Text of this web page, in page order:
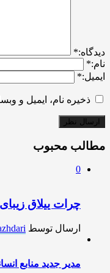
ديدگاه:*
نام:*
ایمیل:*
ذخیره نام، ایمیل و
مطالب محبوب
0
چرات ییلاق
ارسال توسط
مدیر جدید منابع